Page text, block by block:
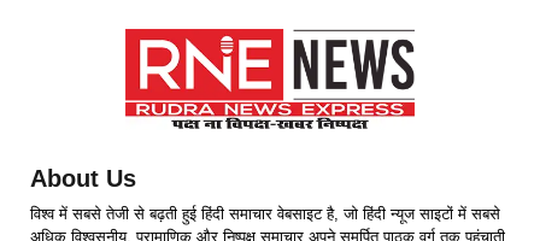
About Us
विश्व में सबसे तेजी से बढ़ती हुई हिंदी समाचार वेबसाइट है, जो हिंदी न्यूज साइटों में सबसे
अधिक विश्वसनीय, प्रामाणिक और निष्पक्ष समाचार अपने समर्पित पाठक वर्ग तक पहुंचाती